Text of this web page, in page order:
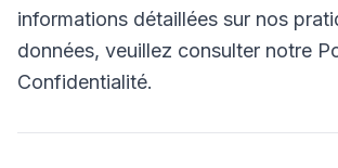
informations détaillées sur nos
données, veuillez consulter notre
Confidentialité.